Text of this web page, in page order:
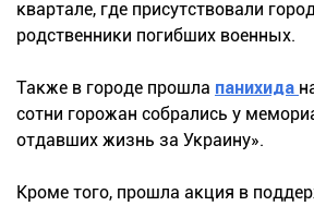
квартале, где присутствовали
родственники погибших военных.
Также в городе прошла панихида
сотни горожан собрались у
отдавших жизнь за Украину».
Кроме того, прошла акция в